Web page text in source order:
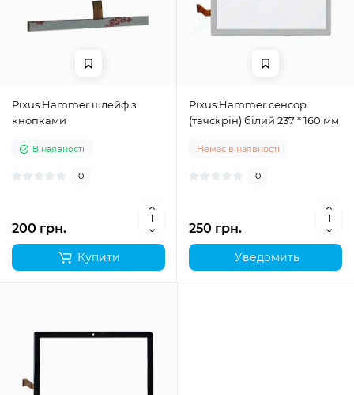
Pixus Hammer шлейф з
кнопками
В наявності
0
200 грн.
Купити
Pixus Hammer сенсор
(тачскрін) білий 237 * 160 мм
Немає в наявності
0
250 грн.
Уведомить